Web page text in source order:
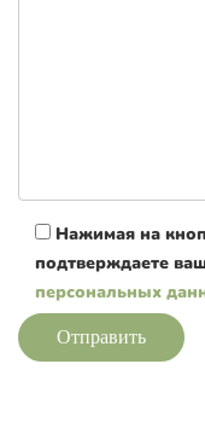
Нажимая на
подтверждаете
персональных
Отправить